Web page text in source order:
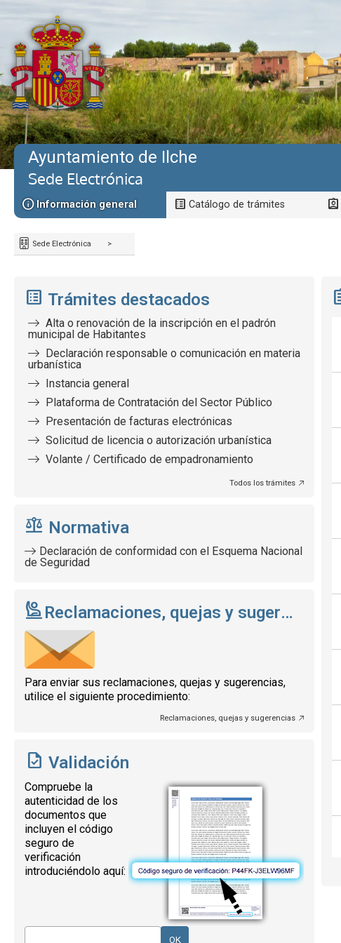
Sede Electrónica
Ayuntamiento de Ilche
Información general Catálogo de trámites
Sede Electrónica >
Trámites destacados
Alta o renovación de la inscripción en el padrón
municipal de Habitantes
Declaración responsable o comunicación en materia
urbanística
Instancia general
Plataforma de Contratación del Sector Público
Presentación de facturas electrónicas
Solicitud de licencia o autorización urbanística
Volante / Certificado de empadronamiento
Todos los trámites
Reclamaciones, quejas y sugerencias
Para enviar sus reclamaciones, quejas y sugerencias,
utilice el siguiente procedimiento:
Reclamaciones, quejas y sugerencias
Normativa
Declaración de conformidad con el Esquema Nacional
de Seguridad
Validación
Compruebe la
autenticidad de los
documentos que
incluyen el código
seguro de
verificación
introduciéndolo aquí: